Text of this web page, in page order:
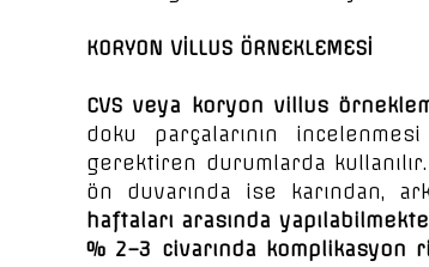
KORYON VİLLUS ÖRNEKLEMESİ
CVS veya koryon villus
doku parçalarının
gerektiren durumlarda
ön duvarında ise karından,
haftaları arasında
% 2–3 civarında komplikasyon